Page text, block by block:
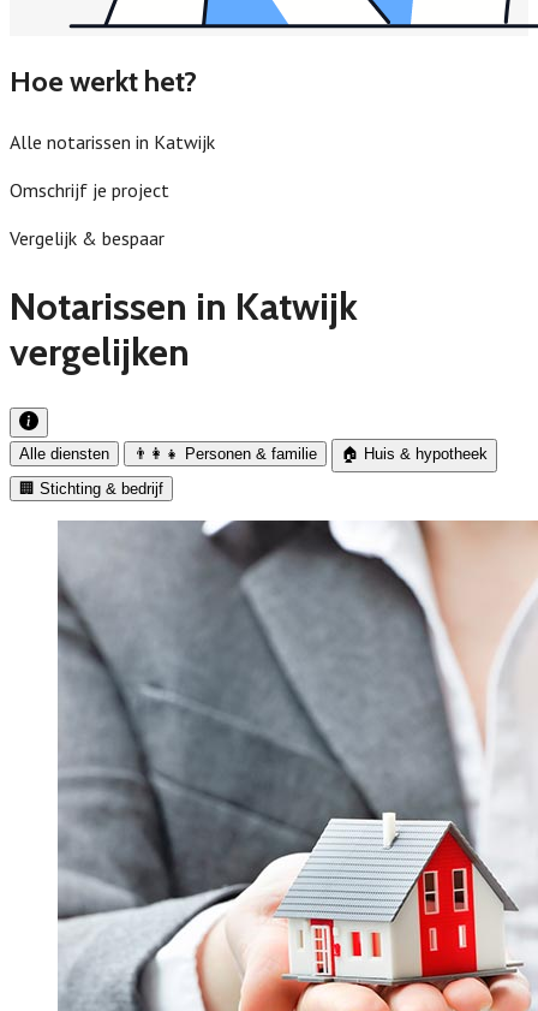
Hoe werkt het?
Alle notarissen in Katwijk
Omschrijf je project
Vergelijk & bespaar
Notarissen in Katwijk
vergelijken
Alle diensten 👨‍👩‍👧 Personen & familie
🏠 Huis & hypotheek
🏢 Stichting & bedrijf